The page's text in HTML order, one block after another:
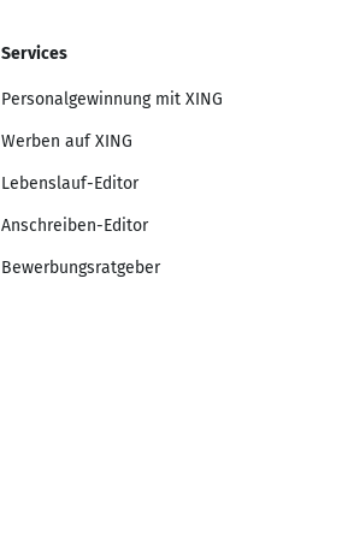
Services
Personalgewinnung mit XING
Werben auf XING
Lebenslauf-Editor
Anschreiben-Editor
Bewerbungsratgeber